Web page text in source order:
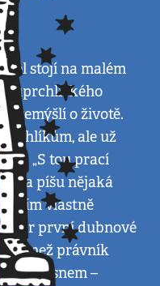
stojí na malém
uprchlického
přemýšlí o životě.
ale už
„S tou prací
píšu nějaká
tím vlastně
první dubnové
než právník
za snem –